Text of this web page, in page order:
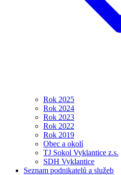
Rok 2025
Rok 2024
Rok 2023
Rok 2022
Rok 2019
Obec a okolí
TJ Sokol Vyklantice z.s.
SDH Vyklantice
Seznam podnikatelů a služeb